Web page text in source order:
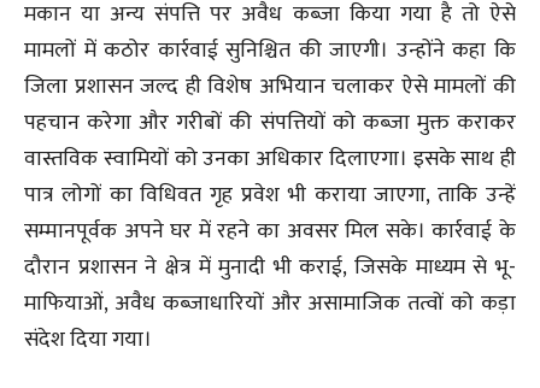
मकान या अन्य संपत्ति पर अवैध कब्जा किया गया है तो ऐसे
मामलों में कठोर कार्रवाई सुनिश्चित की जाएगी। उन्होंने कहा कि
जिला प्रशासन जल्द ही विशेष अभियान चलाकर ऐसे मामलों की
पहचान करेगा और गरीबों की संपत्तियों को कब्जा मुक्त कराकर
वास्तविक स्वामियों को उनका अधिकार दिलाएगा। इसके साथ ही
पात्र लोगों का विधिवत गृह प्रवेश भी कराया जाएगा, ताकि उन्हें
सम्मानपूर्वक अपने घर में रहने का अवसर मिल सके। कार्रवाई के
दौरान प्रशासन ने क्षेत्र में मुनादी भी कराई, जिसके माध्यम से भू-
माफियाओं, अवैध कब्जाधारियों और असामाजिक तत्वों को कड़ा
संदेश दिया गया।